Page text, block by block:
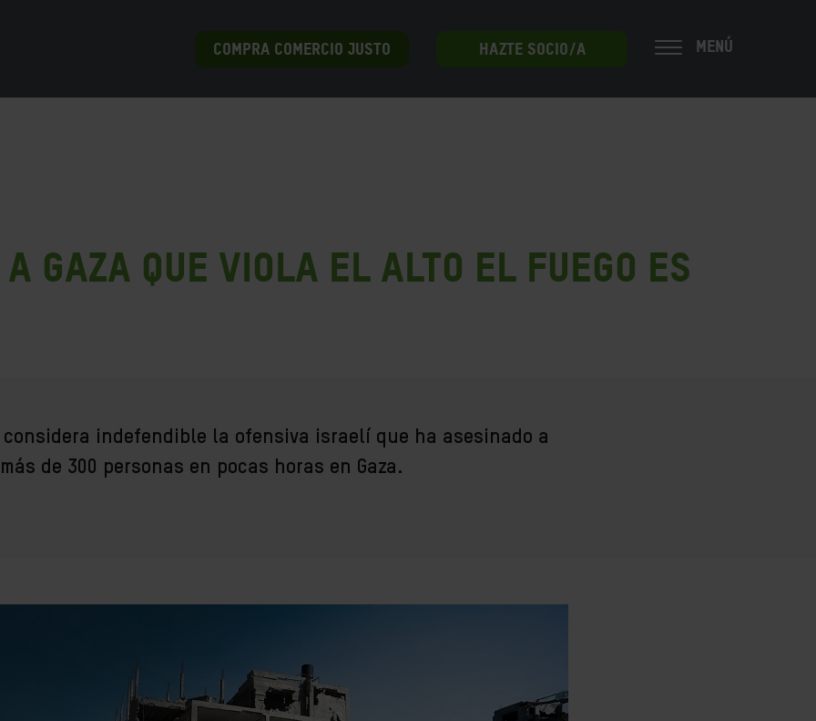
COMPRA COMERCIO JUSTO HAZTE SOCIO/A MENÚ
Gaza que viola el alto el fuego es
considera indefendible la ofensiva israelí que ha asesinado a
más de 300 personas en pocas horas en Gaza.